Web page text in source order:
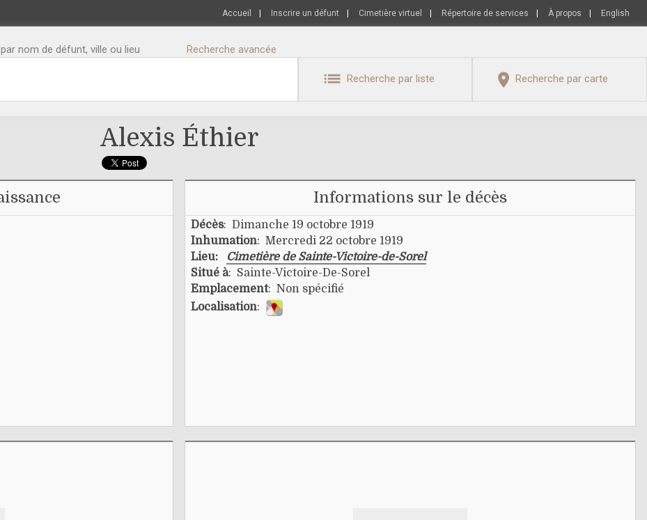
Accueil Inscrire un défunt Cimetière virtuel Répertoire de services À propos English
nom de défunt, ville ou lieu Recherche avancée
Recherche par liste Recherche par carte
Alexis Éthier
Informations sur le décès
Décès: Dimanche 19 octobre 1919
Inhumation: Mercredi 22 octobre 1919
Lieu:
Cimetière de Sainte-Victoire-de-Sorel
Situé à: Sainte-Victoire-De-Sorel
Emplacement: Non spécifié
Localisation: